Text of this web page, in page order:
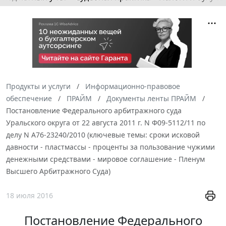
Продукты и услуги
Информационно-правовое
обеспечение
ПРАЙМ
Документы ленты ПРАЙМ
Постановление Федерального арбитражного суда
Уральского округа от 22 августа 2011 г. N Ф09-5112/11 по
делу N А76-23240/2010 (ключевые темы: сроки исковой
давности - пластмассы - проценты за пользование чужими
денежными средствами - мировое соглашение - Пленум
Высшего Арбитражного Суда)
18 июля 2016
Постановление Федерального